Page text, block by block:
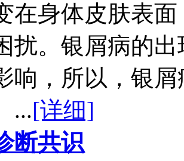
在身体皮肤表
扰。银屑病的
响，所以，银
...[详细]
断共识